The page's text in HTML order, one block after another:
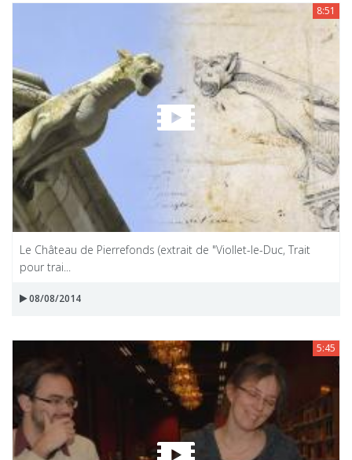
8:51
Le Château de Pierrefonds (extrait de "Viollet-le-Duc, Trait
pour trai...
08/08/2014
5:45